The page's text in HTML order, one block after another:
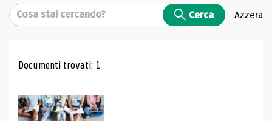
Cerca Cerca Azzera
Risultati di ricerca
Documenti trovati: 1